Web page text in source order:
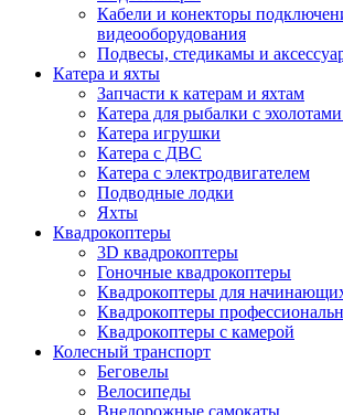
Кабели и конекторы
видеооборудования
Подвесы, стедикамы и
Катера и яхты
Запчасти к катерам и яхтам
Катера для рыбалки с
Катера игрушки
Катера с ДВС
Катера с электродвигателем
Подводные лодки
Яхты
Квадрокоптеры
3D квадрокоптеры
Гоночные квадрокоптеры
Квадрокоптеры для
Квадрокоптеры
Квадрокоптеры с камерой
Колесный транспорт
Беговелы
Велосипеды
Внедорожные самокаты